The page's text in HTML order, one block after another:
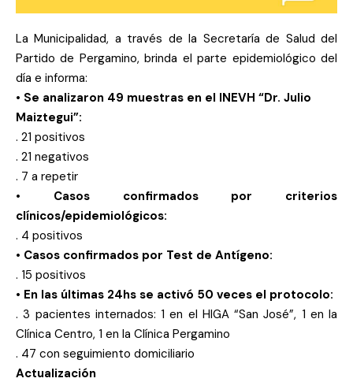
La Municipalidad, a través de la Secretaría de Salud del
Partido de Pergamino, brinda el parte epidemiológico del
día e informa:
• Se analizaron 49 muestras en el INEVH “Dr. Julio
Maiztegui”:
. 21 positivos
. 21 negativos
. 7 a repetir
• Casos confirmados por criterios
clínicos/epidemiológicos:
. 4 positivos
• Casos confirmados por Test de Antígeno:
. 15 positivos
• En las últimas 24hs se activó 50 veces el protocolo:
. 3 pacientes internados: 1 en el HIGA “San José”, 1 en la
Clínica Centro, 1 en la Clínica Pergamino
. 47 con seguimiento domiciliario
Actualización